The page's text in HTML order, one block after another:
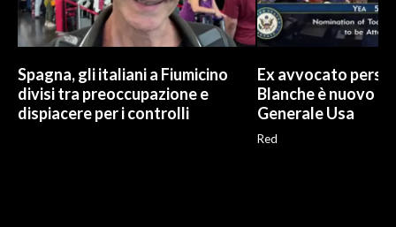
Spagna, gli italiani a Fiumicino
divisi tra preoccupazione e
dispiacere per i controlli
Ex avvocato
Blanche è nuovo
Generale Usa
Red